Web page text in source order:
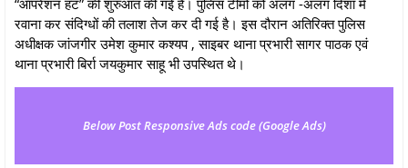
रवाना कर संदिग्धों की तलाश तेज कर दी गई है। इस दौरान अतिरिक्त पुलिस
अधीक्षक जांजगीर उमेश कुमार कश्यप , साइबर थाना प्रभारी सागर पाठक एवं
थाना प्रभारी बिर्रा जयकुमार साहू भी उपस्थित थे।
Below Post Responsive Ads code (Google Ads)